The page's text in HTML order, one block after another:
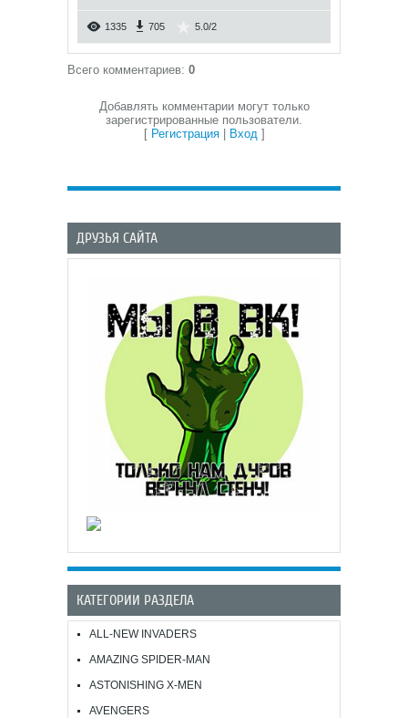
1335 705 5.0/2
Всего комментариев: 0
Добавлять комментарии могут только
зарегистрированные пользователи.
[ Регистрация| Вход]
ДРУЗЬЯ САЙТА
КАТЕГОРИИ РАЗДЕЛА
ALL-NEW INVADERS
AMAZING SPIDER-MAN
ASTONISHING X-MEN
AVENGERS